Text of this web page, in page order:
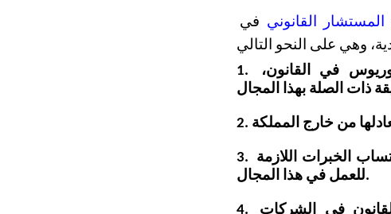
المستشار القانوني
1. الحصول على المؤهلات العلمية المناسبة بما في ذلك شهادة البكالوريوس في القانون،
3. ممارسة العمل تحت إشراف مستشار قانوني لفترة زمنية محددة حتى اكتساب الخبرات اللازمة
للعمل في هذا المجال.
4. الحصول على شهادة مزاولة مهنة المحاماة، والتي تؤهلك لممارسة القانون في الشركات